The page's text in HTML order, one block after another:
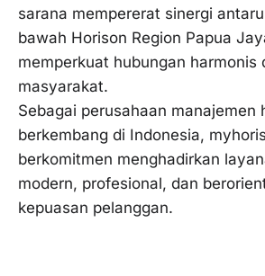
sarana mempererat sinergi
bawah Horison Region Papua
memperkuat hubungan harmonis
masyarakat.
Sebagai perusahaan manajemen
berkembang di Indonesia,
berkomitmen menghadirkan
modern, profesional, dan
kepuasan pelanggan.